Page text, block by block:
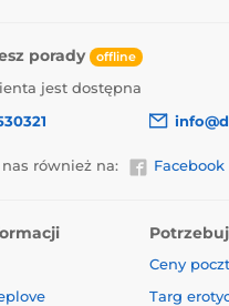
porady offline
jest dostępna
również na: Facebook
Ceny
Targ